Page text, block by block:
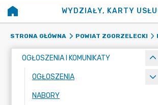
WYDZIAŁY, KARTY
STRONA GŁÓWNA POWIAT ZGORZELECKI
OGŁOSZENIA I KOMUNIKATY
OGŁOSZENIA
NABORY